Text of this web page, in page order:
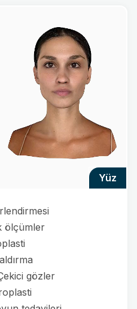
yüz
ölçümler
gözler